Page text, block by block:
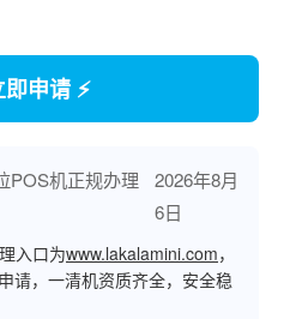
即申请 ⚡
POS机正规办理
2026年8月
6日
入口为www.lakalamini.com，
请，一清机资质齐全，安全稳